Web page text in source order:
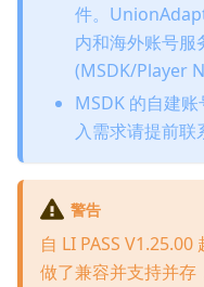
件。
内和海外账号服
(MSDK/Player
MSDK 的自建
入需求请提前联
警告
自 LI PASS
做了兼容并支持并存